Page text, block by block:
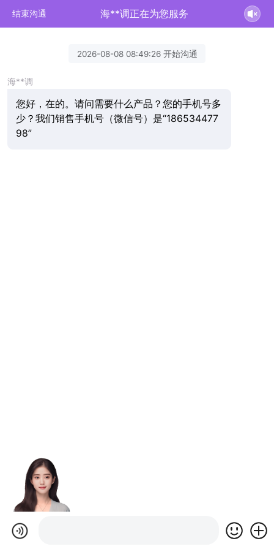
结束沟通 海**调正在为您服务
2026-08-08 08:49:26 开始沟通
海**调
您好，在的。请问需要什么产品？您的手机号多
少？我们销售手机号（微信号）是“186534477
98”